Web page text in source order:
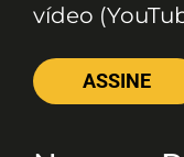
vídeo
ASSINE